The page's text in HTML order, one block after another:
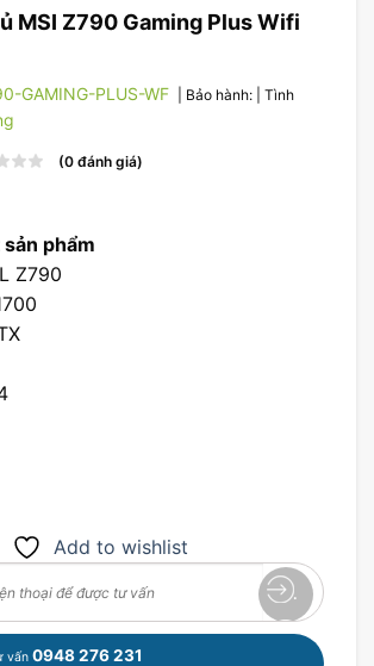
MSI Z790 Gaming Plus Wifi
GAMING-PLUS-WF | Bảo hành:
| Tình
(0 đánh giá)
phẩm
Z790
Add to wishlist
vấn 0948 276 231